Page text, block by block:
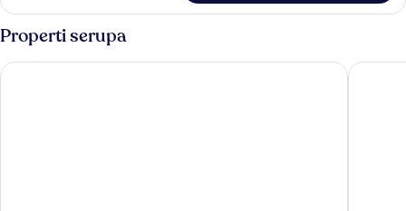
Kamar
Standar,
1
Tempat
Tidur
Properti serupa
HYPERION Hotel Hamburg Novotel